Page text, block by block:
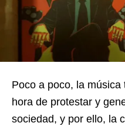
Poco a poco, la
hora de protestar y
sociedad, y por ello, la